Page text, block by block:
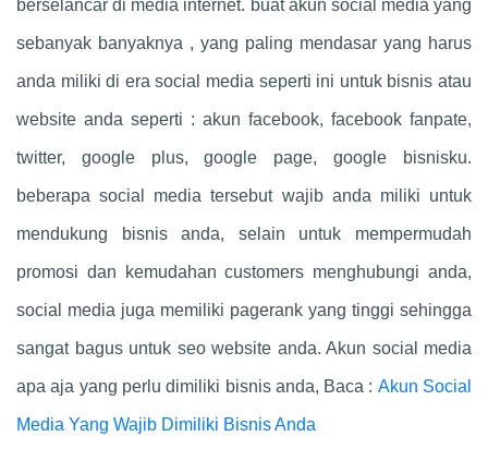
berselancar di media internet. buat akun social media yang
sebanyak banyaknya , yang paling mendasar yang harus
anda miliki di era social media seperti ini untuk bisnis atau
website anda seperti : akun facebook, facebook fanpate,
twitter, google plus, google page, google bisnisku.
beberapa social media tersebut wajib anda miliki untuk
mendukung bisnis anda, selain untuk mempermudah
promosi dan kemudahan customers menghubungi anda,
social media juga memiliki pagerank yang tinggi sehingga
sangat bagus untuk seo website anda. Akun social media
apa aja yang perlu dimiliki bisnis anda, Baca : Akun Social
Media Yang Wajib Dimiliki Bisnis Anda